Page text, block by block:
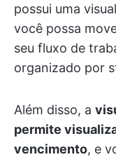
possui uma
você possa
seu fluxo de
organizado por
Além disso, a
permite
vencimento, e